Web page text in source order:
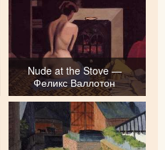
Nude at the Stove —
Феликс Валлотон